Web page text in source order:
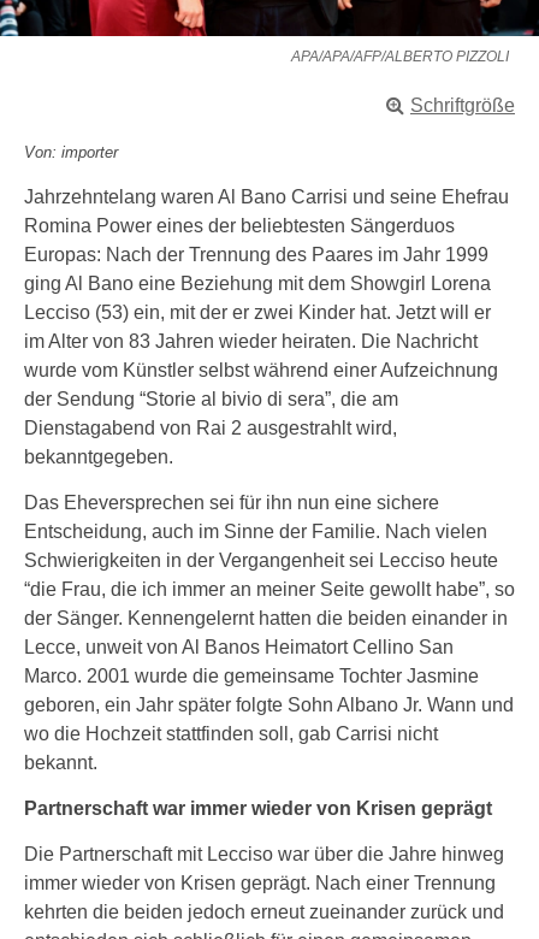
APA/APA/AFP/ALBERTO PIZZOLI
Schriftgröße
Von: importer
Jahrzehntelang waren Al Bano Carrisi und seine Ehefrau
Romina Power eines der beliebtesten Sängerduos
Europas: Nach der Trennung des Paares im Jahr 1999
ging Al Bano eine Beziehung mit dem Showgirl Lorena
Lecciso (53) ein, mit der er zwei Kinder hat. Jetzt will er
im Alter von 83 Jahren wieder heiraten. Die Nachricht
wurde vom Künstler selbst während einer Aufzeichnung
der Sendung “Storie al bivio di sera”, die am
Dienstagabend von Rai 2 ausgestrahlt wird,
bekanntgegeben.
Das Eheversprechen sei für ihn nun eine sichere
Entscheidung, auch im Sinne der Familie. Nach vielen
Schwierigkeiten in der Vergangenheit sei Lecciso heute
“die Frau, die ich immer an meiner Seite gewollt habe”, so
der Sänger. Kennengelernt hatten die beiden einander in
Lecce, unweit von Al Banos Heimatort Cellino San
Marco. 2001 wurde die gemeinsame Tochter Jasmine
geboren, ein Jahr später folgte Sohn Albano Jr. Wann und
wo die Hochzeit stattfinden soll, gab Carrisi nicht
bekannt.
Partnerschaft war immer wieder von Krisen geprägt
Die Partnerschaft mit Lecciso war über die Jahre hinweg
immer wieder von Krisen geprägt. Nach einer Trennung
kehrten die beiden jedoch erneut zueinander zurück und